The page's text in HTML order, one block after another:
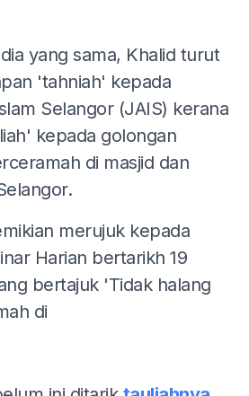
yang sama, Khalid turut
'tahniah' kepada
Selangor (JAIS) kerana
kepada golongan
di masjid dan
merujuk kepada
Harian bertarikh 19
bertajuk 'Tidak halang
di